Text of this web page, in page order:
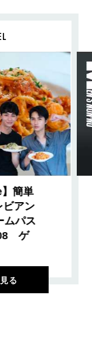
】簡単
ビアン
ムパス
ゲ
る